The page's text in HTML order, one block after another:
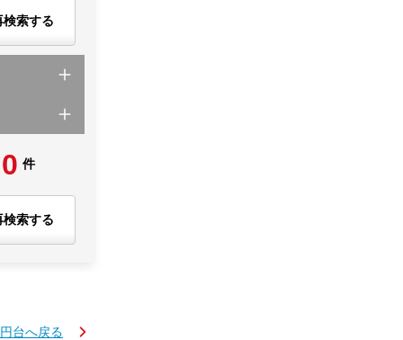
索する
0 件
索する
台へ戻る